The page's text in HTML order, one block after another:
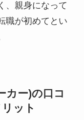
、親身になって
職が初めてとい
カー)の口コ
ット